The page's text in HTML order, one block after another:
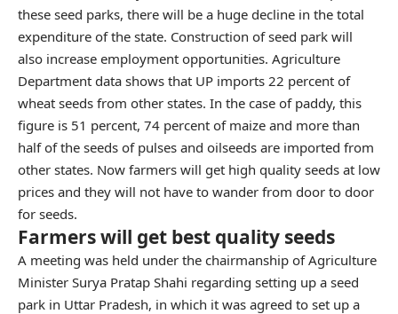
these seed parks, there will be a huge decline in the total
expenditure of the state. Construction of seed park will
also increase employment opportunities. Agriculture
Department data shows that UP imports 22 percent of
wheat seeds from other states. In the case of paddy, this
figure is 51 percent, 74 percent of maize and more than
half of the seeds of pulses and oilseeds are imported from
other states. Now farmers will get high quality seeds at low
prices and they will not have to wander from door to door
for seeds.
Farmers will get best quality seeds
A meeting was held under the chairmanship of Agriculture
Minister Surya Pratap Shahi regarding setting up a seed
park in Uttar Pradesh, in which it was agreed to set up a